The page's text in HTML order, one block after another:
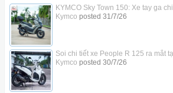
KYMCO Sky Town 150: Xe tay ga
Kymco posted 31/7/26
Soi chi tiết xe People R 125 ra mắt
Kymco posted 30/7/26